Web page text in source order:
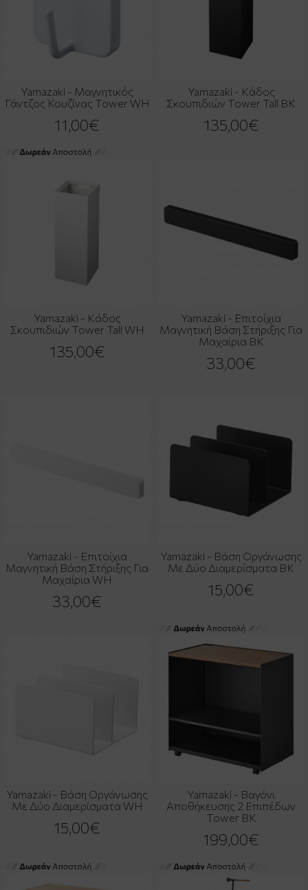
Yamazaki - Μαγνητικός
Γάντζος Κουζίνας Tower WH
11,00€
Yamazaki - Κάδος
Σκουπιδιών Tower Tall BK
135,00€
Yamazaki - Κάδος
Σκουπιδιών Tower Tall WH
135,00€
Yamazaki - Επιτοίχια
Μαγνητική Βάση Στήριξης Για
Μαχαίρια BK
33,00€
Yamazaki - Επιτοίχια
Μαγνητική Βάση Στήριξης Για
Μαχαίρια WH
33,00€
Yamazaki - Βάση Οργάνωσης
Με Δύο Διαμερίσματα BK
15,00€
Yamazaki - Βάση Οργάνωσης
Με Δύο Διαμερίσματα WH
15,00€
Yamazaki - Βαγόνι
Αποθήκευσης 2 Επιπέδων
Tower BK
199,00€